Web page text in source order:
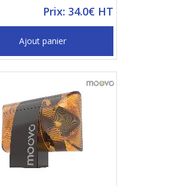
Prix: 34.0€ HT
Ajout panier